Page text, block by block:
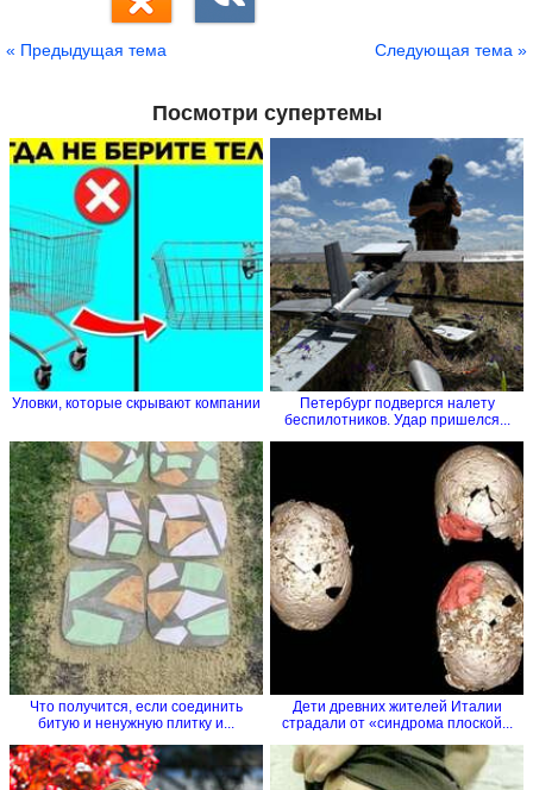
« Предыдущая тема Следующая тема »
Посмотри супертемы
Уловки, которые скрывают компании
Петербург подвергся налету
беспилотников. Удар пришелся...
Что получится, если соединить
битую и ненужную плитку и...
Дети древних жителей Италии
страдали от «синдрома плоской...